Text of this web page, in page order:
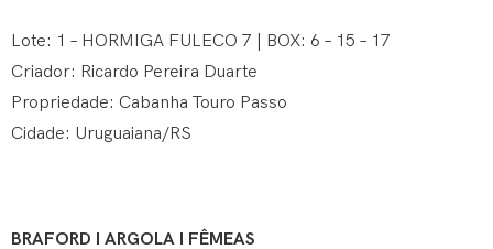
Lote: 1 – HORMIGA FULECO 7 | BOX: 6 – 15 – 17
Criador: Ricardo Pereira Duarte
Propriedade: Cabanha Touro Passo
Cidade: Uruguaiana/RS
BRAFORD I ARGOLA I FÊMEAS